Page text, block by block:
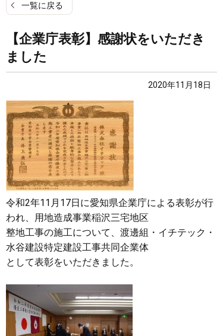
一覧に戻る
【企業庁表彰】感謝状をいただき
ました
2020年11月18日
令和2年11月17日に愛知県企業庁による表彰が行
われ、用地造成事業稲沢三宅地区
整地工事の施工について、渡邊組・イチテック・
水谷建設特定建設工事共同企業体
として表彰をいただきました。